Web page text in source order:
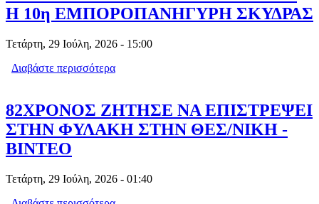
Η 10η ΕΜΠΟΡΟΠΑΝΗΓΥΡΗ ΣΚΥΔΡΑΣ
Τετάρτη, 29 Ιούλη, 2026 - 15:00
Διαβάστε περισσότερα
82ΧΡΟΝΟΣ ΖΗΤΗΣΕ ΝΑ ΕΠΙΣΤΡΕΨΕΙ
ΣΤΗΝ ΦΥΛΑΚΗ ΣΤΗΝ ΘΕΣ/ΝΙΚΗ -
ΒΙΝΤΕΟ
Τετάρτη, 29 Ιούλη, 2026 - 01:40